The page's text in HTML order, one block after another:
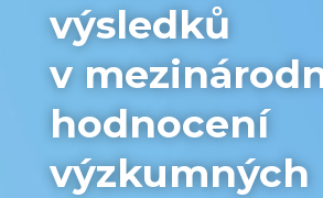
výsledků
v
hodnocení
výzkumných